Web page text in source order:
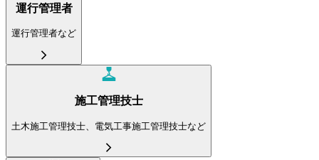
運行管理者
運行管理者など
施工管理技士
土木施工管理技士、電気工事施工管理技士など